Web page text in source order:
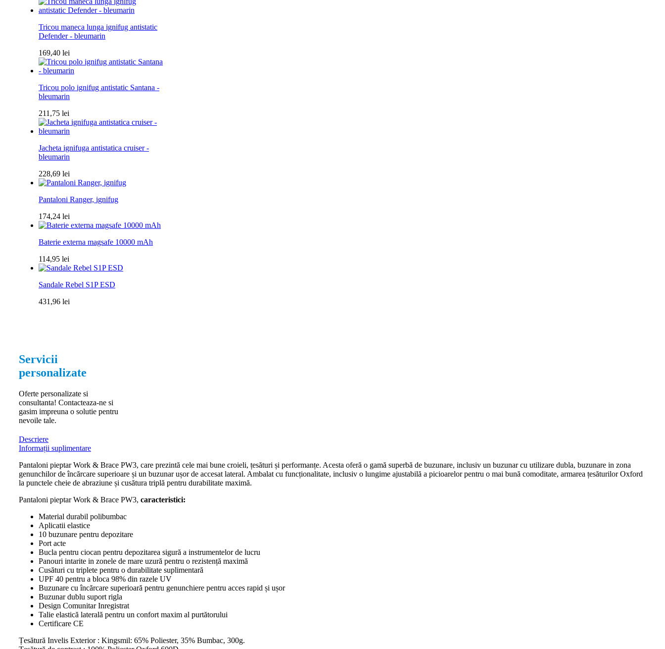
Tricou maneca lunga ignifug antistatic
Defender - bleumarin
169,40 lei
Tricou polo ignifug antistatic Santana -
bleumarin
211,75 lei
Jacheta ignifuga antistatica cruiser -
bleumarin
228,69 lei
Pantaloni Ranger, ignifug
174,24 lei
Baterie externa magsafe 10000 mAh
114,95 lei
Sandale Rebel S1P ESD
431,96 lei
Servicii
personalizate
Oferte personalizate si
consultanta! Contacteaza-ne si
gasim impreuna o solutie pentru
nevoile tale.
Descriere
Informații suplimentare
Pantaloni pieptar Work & Brace PW3, care prezintă cele mai bune croieli, țesături și performanțe. Acesta oferă o gamă superbă de buzunare, inclusiv un buzunar cu utilizare dubla, buzunare in zona
genunchilor de încărcare superioare și un buzunar ușor de accesat lateral. Ambalat cu funcționalitate, inclusiv o lungime ajustabilă a picioarelor pentru o mai bună comoditate, armarea țesăturilor Oxford
la punctele cheie de abraziune și cusătura triplă pentru durabilitate maximă.
Pantaloni pieptar Work & Brace PW3, caracteristici:
Material durabil polibumbac
Aplicatii elastice
10 buzunare pentru depozitare
Port acte
Bucla pentru ciocan pentru depozitarea sigură a instrumentelor de lucru
Panouri intarite in zonele de mare uzură pentru o rezistență maximă
Cusături cu triplete pentru o durabilitate suplimentară
UPF 40 pentru a bloca 98% din razele UV
Buzunare cu încărcare superioară pentru genunchiere pentru acces rapid și ușor
Buzunar dublu suport rigla
Design Comunitar Inregistrat
Talie elastică laterală pentru un confort maxim al purtătorului
Certificare CE
Țesătură Invelis Exterior : Kingsmil: 65% Poliester, 35% Bumbac, 300g.